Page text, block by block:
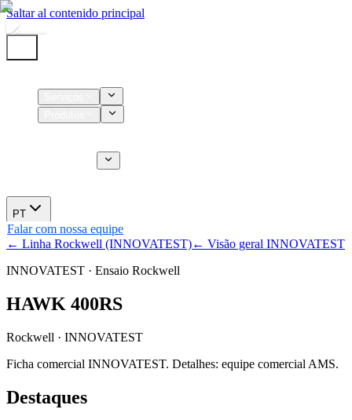
Saltar al contenido principal
PT
Falar com nossa equipe
← Linha Rockwell (INNOVATEST)← Visão geral INNOVATEST
INNOVATEST · Ensaio Rockwell
HAWK 400RS
Rockwell · INNOVATEST
Ficha comercial INNOVATEST. Detalhes: equipe comercial AMS.
Destaques